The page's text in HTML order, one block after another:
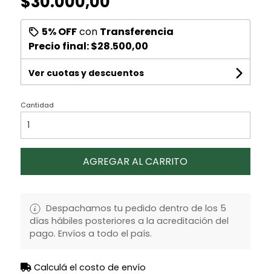
5% OFFcon Transferencia
Precio final:$28.500,00
Ver cuotas y descuentos
Cantidad
AGREGAR AL CARRITO
Despachamos tu pedido dentro de los 5
días hábiles posteriores a la acreditación del
pago. Envíos a todo el país.
Calculá el costo de envío